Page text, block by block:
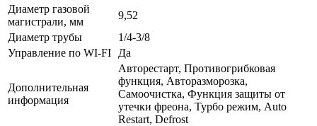
Диаметр газовой
магистрали, мм
9,52
Диаметр трубы
1/4-3/8
Управление по WI-FI
Да
Дополнительная
информация
Авторестарт, Противогрибковая
функция, Авторазморозка,
Самоочистка, Функция защиты от
утечки фреона, Турбо режим, Auto
Restart, Defrost